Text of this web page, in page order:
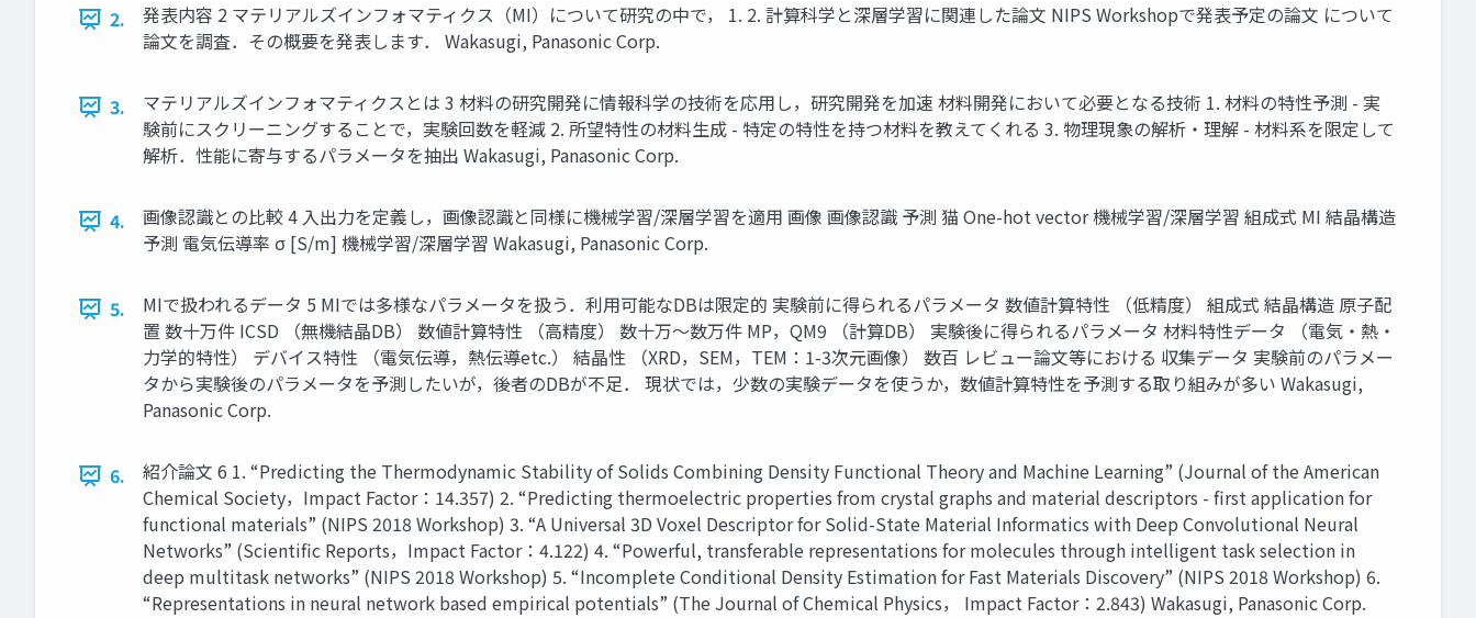
2.
発表内容 2 マテリアルズインフォマティクス（MI）について研究の中で， 1. 2. 計算科学と深層学習に関連した論文 NIPS Workshopで発表予定の論文 について
論文を調査．その概要を発表します． Wakasugi, Panasonic Corp.
3.
マテリアルズインフォマティクスとは 3 材料の研究開発に情報科学の技術を応用し，研究開発を加速 材料開発において必要となる技術 1. 材料の特性予測 - 実
験前にスクリーニングすることで，実験回数を軽減 2. 所望特性の材料生成 - 特定の特性を持つ材料を教えてくれる 3. 物理現象の解析・理解 - 材料系を限定して
解析．性能に寄与するパラメータを抽出 Wakasugi, Panasonic Corp.
4.
画像認識との比較 4 入出力を定義し，画像認識と同様に機械学習/深層学習を適用 画像 画像認識 予測 猫 One-hot vector 機械学習/深層学習 組成式 MI 結晶構造
予測 電気伝導率 σ [S/m] 機械学習/深層学習 Wakasugi, Panasonic Corp.
5.
MIで扱われるデータ 5 MIでは多様なパラメータを扱う．利用可能なDBは限定的 実験前に得られるパラメータ 数値計算特性 （低精度） 組成式 結晶構造 原子配
置 数十万件 ICSD （無機結晶DB） 数値計算特性 （高精度） 数十万～数万件 MP，QM9 （計算DB） 実験後に得られるパラメータ 材料特性データ （電気・熱・
力学的特性） デバイス特性 （電気伝導，熱伝導etc.） 結晶性 （XRD，SEM，TEM：1-3次元画像） 数百 レビュー論文等における 収集データ 実験前のパラメー
タから実験後のパラメータを予測したいが，後者のDBが不足． 現状では，少数の実験データを使うか，数値計算特性を予測する取り組みが多い Wakasugi,
Panasonic Corp.
6.
紹介論文 6 1. “Predicting the Thermodynamic Stability of Solids Combining Density Functional Theory and Machine Learning” (Journal of the American
Chemical Society，Impact Factor：14.357) 2. “Predicting thermoelectric properties from crystal graphs and material descriptors - first application for
functional materials” (NIPS 2018 Workshop) 3. “A Universal 3D Voxel Descriptor for Solid-State Material Informatics with Deep Convolutional Neural
Networks” (Scientific Reports，Impact Factor：4.122) 4. “Powerful, transferable representations for molecules through intelligent task selection in
deep multitask networks” (NIPS 2018 Workshop) 5. “Incomplete Conditional Density Estimation for Fast Materials Discovery” (NIPS 2018 Workshop) 6.
“Representations in neural network based empirical potentials” (The Journal of Chemical Physics， Impact Factor：2.843) Wakasugi, Panasonic Corp.